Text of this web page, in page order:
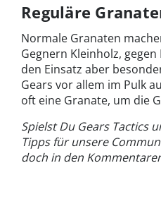
Reguläre
Normale Granaten
Gegnern Kleinholz,
den Einsatz aber
Gears vor allem im Pulk
oft eine Granate, um die
Spielst Du Gears Tactics
Tipps für unsere
doch in den